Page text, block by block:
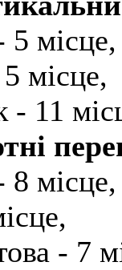
місце,
місце,
11
місце,
- 7